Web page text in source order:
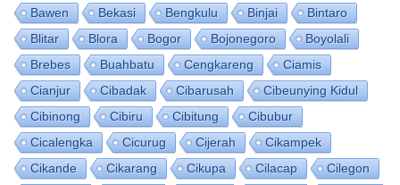
Bawen
Bekasi Bengkulu Binjai
Bintaro
Blitar
Blora Bogor Bojonegoro
Boyolali
Brebes
Buahbatu Cengkareng
Ciamis
Cianjur
Cibadak Cibarusah
Cibeunying Kidul
Cibinong
Cibiru Cibitung
Cibubur
Cicalengka
Cicurug Cijerah
Cikampek
Cikande
Cikarang Cikupa Cilacap
Cilegon